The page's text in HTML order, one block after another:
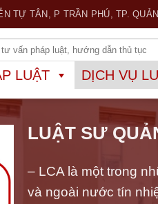
TỰ TÂN, P TRẦN PHÚ, TP.
LUẬT DỊCH VỤ
LUẬT SƯ
– LCA là một trong
và ngoài nước tín